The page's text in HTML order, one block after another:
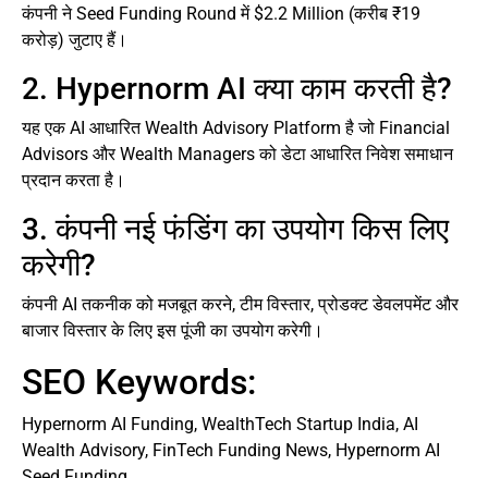
कंपनी ने Seed Funding Round में $2.2 Million (करीब ₹19
करोड़) जुटाए हैं।
2. Hypernorm AI क्या काम करती है?
यह एक AI आधारित Wealth Advisory Platform है जो Financial
Advisors और Wealth Managers को डेटा आधारित निवेश समाधान
प्रदान करता है।
3. कंपनी नई फंडिंग का उपयोग किस लिए
करेगी?
कंपनी AI तकनीक को मजबूत करने, टीम विस्तार, प्रोडक्ट डेवलपमेंट और
बाजार विस्तार के लिए इस पूंजी का उपयोग करेगी।
SEO Keywords:
Hypernorm AI Funding, WealthTech Startup India, AI
Wealth Advisory, FinTech Funding News, Hypernorm AI